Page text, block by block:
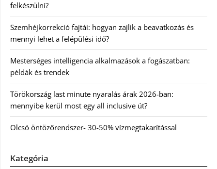
felkészülni?
Szemhéjkorrekció fajtái: hogyan zajlik a beavatkozás és
mennyi lehet a felépülési idő?
Mesterséges intelligencia alkalmazások a fogászatban:
példák és trendek
Törökország last minute nyaralás árak 2026-ban:
mennyibe kerül most egy all inclusive út?
Olcsó öntözőrendszer- 30-50% vízmegtakarítással
Kategória